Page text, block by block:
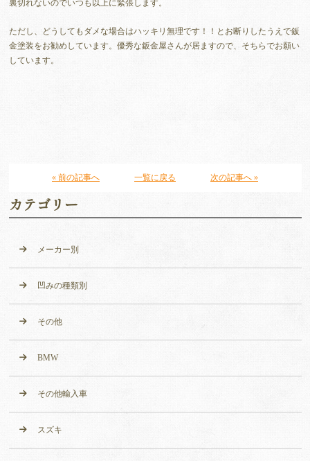
裏切れないのでいつも以上に緊張します。
ただし、どうしてもダメな場合はハッキリ無理です！！とお断りしたうえで鈑
金塗装をお勧めしています。優秀な鈑金屋さんが居ますので、そちらでお願い
しています。
« 前の記事へ 一覧に戻る 次の記事へ »
カテゴリー
メーカー別
凹みの種類別
その他
BMW
その他輸入車
スズキ